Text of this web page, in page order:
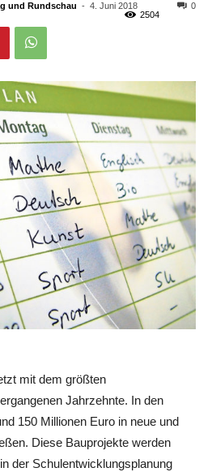
und Rundschau - 4. Juni 2018
0
2504
mit dem größten
Jahrzehnte. In den
150 Millionen Euro in neue und
Diese Bauprojekte werden
der Schulentwicklungsplanung